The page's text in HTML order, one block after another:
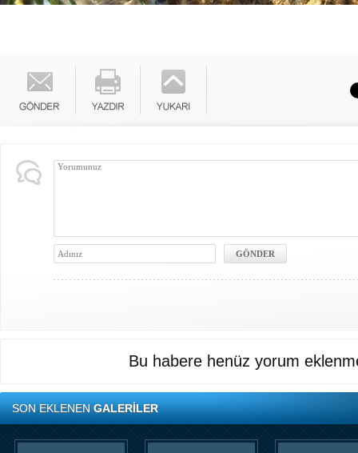
Bu habere henüz yorum
SON EKLENENGALERİLER